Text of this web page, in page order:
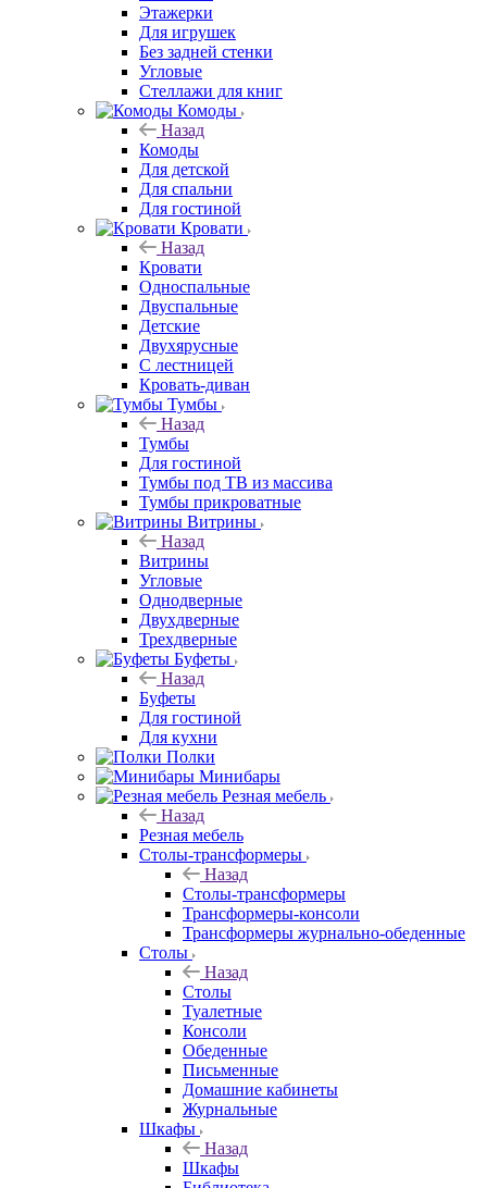
Этажерки
Для игрушек
Без задней стенки
Угловые
Стеллажи для книг
Комоды
Назад
Комоды
Для детской
Для спальни
Для гостиной
Кровати
Назад
Кровати
Односпальные
Двуспальные
Детские
Двухярусные
С лестницей
Кровать-диван
Тумбы
Назад
Тумбы
Для гостиной
Тумбы под ТВ из массива
Тумбы прикроватные
Витрины
Назад
Витрины
Угловые
Однодверные
Двухдверные
Трехдверные
Буфеты
Назад
Буфеты
Для гостиной
Для кухни
Полки
Минибары
Резная мебель
Назад
Резная мебель
Столы-трансформеры
Назад
Столы-трансформеры
Трансформеры-консоли
Трансформеры журнально-обеденные
Столы
Назад
Столы
Туалетные
Консоли
Обеденные
Письменные
Домашние кабинеты
Журнальные
Шкафы
Назад
Шкафы